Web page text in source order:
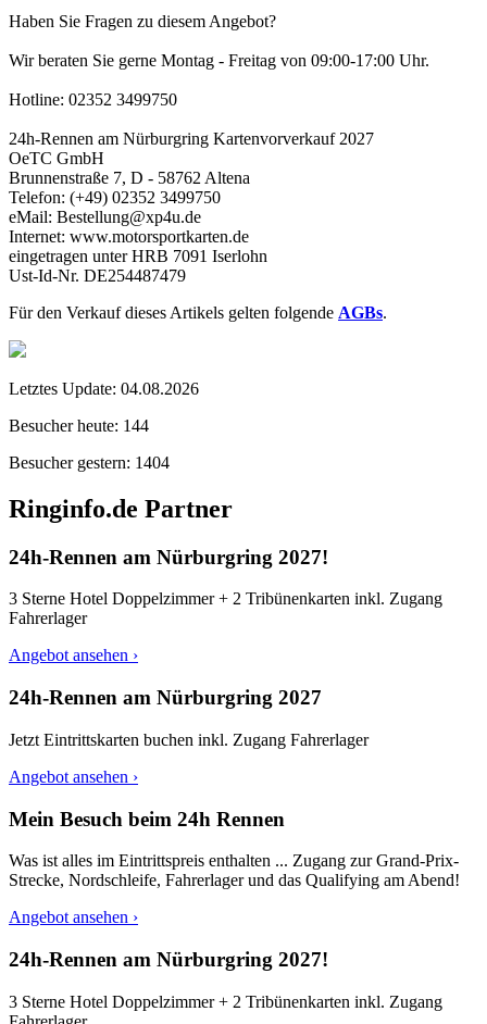
Haben Sie Fragen zu diesem Angebot?
Wir beraten Sie gerne Montag - Freitag von 09:00-17:00 Uhr.
Hotline: 02352 3499750
24h-Rennen am Nürburgring Kartenvorverkauf 2027
OeTC GmbH
Brunnenstraße 7, D - 58762 Altena
Telefon: (+49) 02352 3499750
eMail: Bestellung@xp4u.de
Internet: www.motorsportkarten.de
eingetragen unter HRB 7091 Iserlohn
Ust-Id-Nr. DE254487479
Für den Verkauf dieses Artikels gelten folgende AGBs.
Letztes Update: 04.08.2026
Besucher heute: 144
Besucher gestern: 1404
Ringinfo.de Partner
24h-Rennen am Nürburgring 2027!
3 Sterne Hotel Doppelzimmer + 2 Tribünenkarten inkl. Zugang
Fahrerlager
Angebot ansehen ›
24h-Rennen am Nürburgring 2027
Jetzt Eintrittskarten buchen inkl. Zugang Fahrerlager
Angebot ansehen ›
Mein Besuch beim 24h Rennen
Was ist alles im Eintrittspreis enthalten ... Zugang zur Grand-Prix-
Strecke, Nordschleife, Fahrerlager und das Qualifying am Abend!
Angebot ansehen ›
24h-Rennen am Nürburgring 2027!
3 Sterne Hotel Doppelzimmer + 2 Tribünenkarten inkl. Zugang